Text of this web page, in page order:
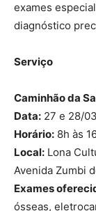
exames
diagnóstico
Serviço
Caminhão da
Data: 27 e 28/
Horário: 8h às
Local: Lona
Avenida Zumbi
Exames
ósseas,